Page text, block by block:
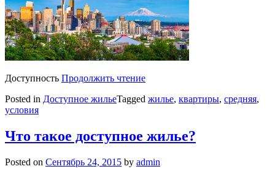
Доступность Продолжить чтение
Posted in Доступное жильеTagged жилье, квартиры, средняя,
условия
Что такое доступное жилье?
Posted on Сентябрь 24, 2015 by admin